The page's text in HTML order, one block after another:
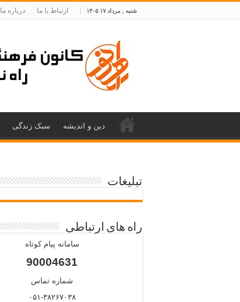
شنبه , مرداد ۱۷ ۱۴۰۵ ارتباط با ما درباره ما
دین و اندیشه سبک زندگی
تبلیغات
راه های ارتباطی
سامانه پیام کوتاه
90004631
شماره تماس
۰۵۱-۳۸۲۶۷۰۳۸